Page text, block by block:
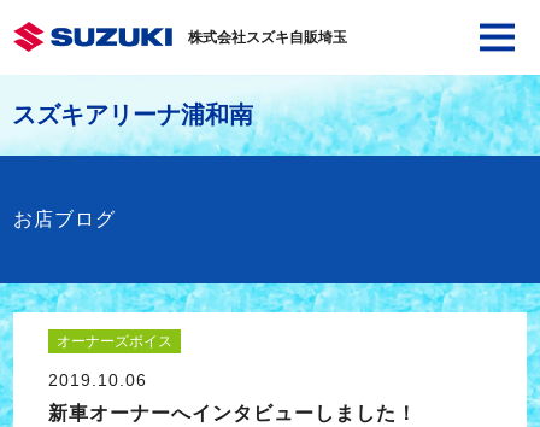
株式会社スズキ自販埼玉
スズキアリーナ浦和南
お店ブログ
オーナーズボイス
2019.10.06
新車オーナーへインタビューしました！